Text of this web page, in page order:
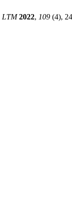
LTM 2022, 109 (4),